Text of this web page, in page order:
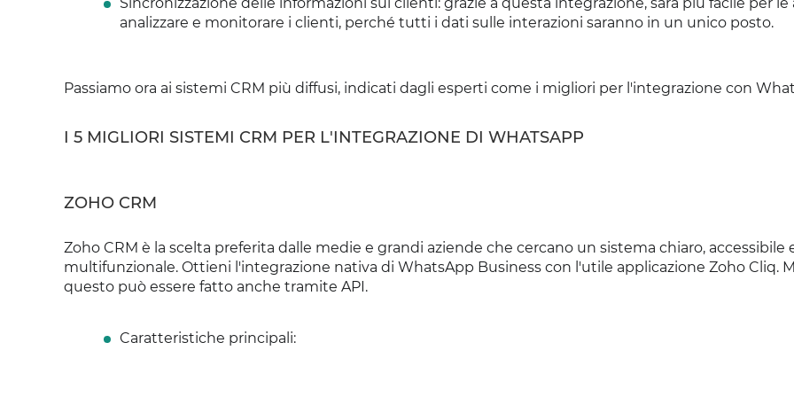
analizzare e monitorare i clienti, perché tutti i dati sulle interazioni saranno in un unico posto.
Passiamo ora ai sistemi CRM più diffusi, indicati dagli esperti come i migliori per l'integrazione con
I 5 MIGLIORI SISTEMI CRM PER L'INTEGRAZIONE DI WHATSAPP
ZOHO CRM
Zoho CRM è la scelta preferita dalle medie e grandi aziende che cercano un sistema chiaro, accessibile
multifunzionale. Ottieni l'integrazione nativa di WhatsApp Business con l'utile applicazione Zoho Cliq.
questo può essere fatto anche tramite API.
Caratteristiche principali: